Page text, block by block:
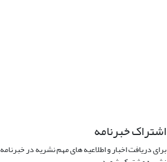
اشتراک خبرنامه
برای دریافت اخبار و اطلاعیه های مهم نشریه در خبرنامه